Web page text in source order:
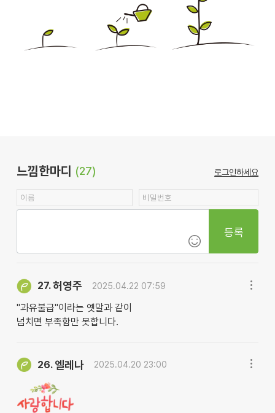
느낌한마디 (27) 로그인하세요
등록
27.허영주 2025.04.22 07:59
"과유불급"이라는 옛말과 같이
넘치면 부족함만 못합니다.
26. 엘레나 2025.04.20 23:00